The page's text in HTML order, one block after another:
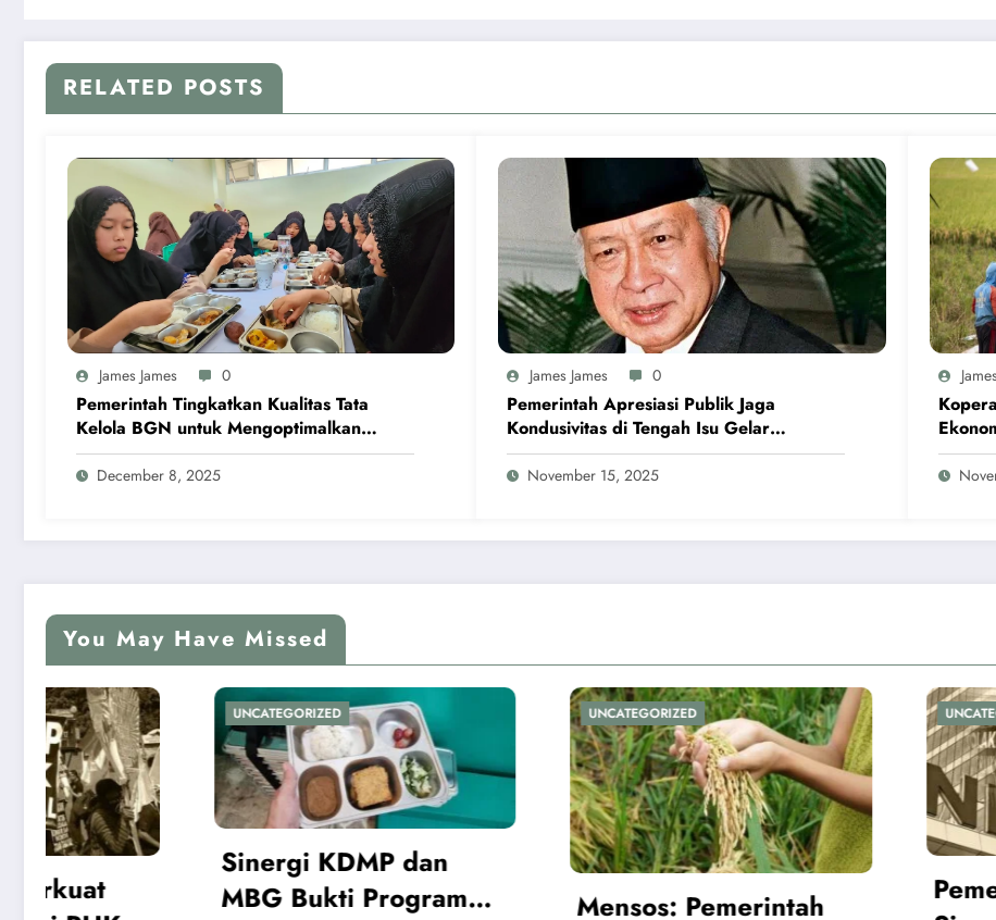
RELATED POSTS
James James 0
Pemerintah Tingkatkan Kualitas Tata
Kelola BGN untuk Mengoptimalkan
Program MBG
December 8, 2025
James James 0
Pemerintah Apresiasi Publik Jaga
Kondusivitas di Tengah Isu Gelar
Pahlawan Soeharto
November 15, 2025
You May Have Missed
KDMP dan
Program
UNCATEGORIZED
Mensos: Pemerintah
UNCATEGORIZED
Pemerintah Perkuat